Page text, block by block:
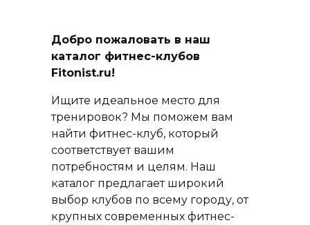
Добро пожаловать в наш
каталог фитнес-клубов
Fitonist.ru!
Ищите идеальное место для
тренировок? Мы поможем вам
найти фитнес-клуб, который
соответствует вашим
потребностям и целям. Наш
каталог предлагает широкий
выбор клубов по всему городу, от
крупных современных фитнес-